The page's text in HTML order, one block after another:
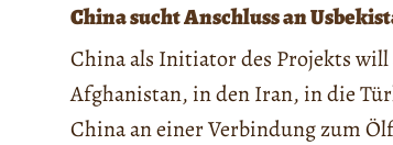
China sucht Anschluss an
China als Initiator des Projekts
Afghanistan, in den Iran, in die
China an einer Verbindung zum